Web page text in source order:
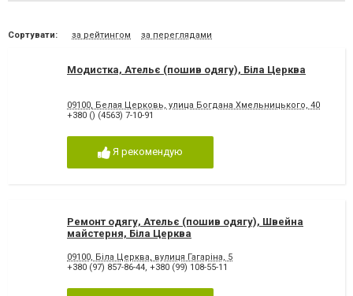
Сортувати: за рейтингом за переглядами
Модистка, Ательє (пошив одягу), Біла Церква
09100, Белая Церковь, улица Богдана Хмельницького, 40
+380 () (4563) 7-10-91
Я рекомендую
Ремонт одягу, Ательє (пошив одягу), Швейна
майстерня, Біла Церква
09100, Біла Церква, вулиця Гагаріна, 5
+380 (97) 857-86-44, +380 (99) 108-55-11